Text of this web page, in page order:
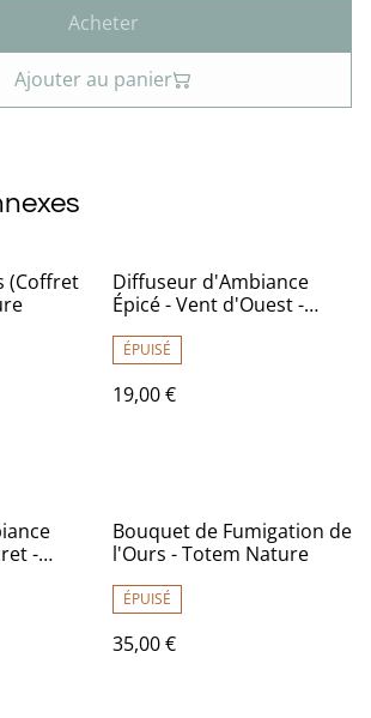
Acheter
Ajouter au panier
(Coffret
Diffuseur d'Ambiance
Épicé - Vent d'Ouest -
Cosmétiques
ÉPUISÉ
19,00 €
-
Bouquet de Fumigation de
l'Ours - Totem Nature
ÉPUISÉ
35,00 €